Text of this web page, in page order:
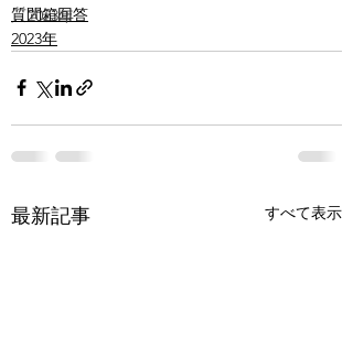
2023年
質問箱回答
2023年
最新記事 すべて表示